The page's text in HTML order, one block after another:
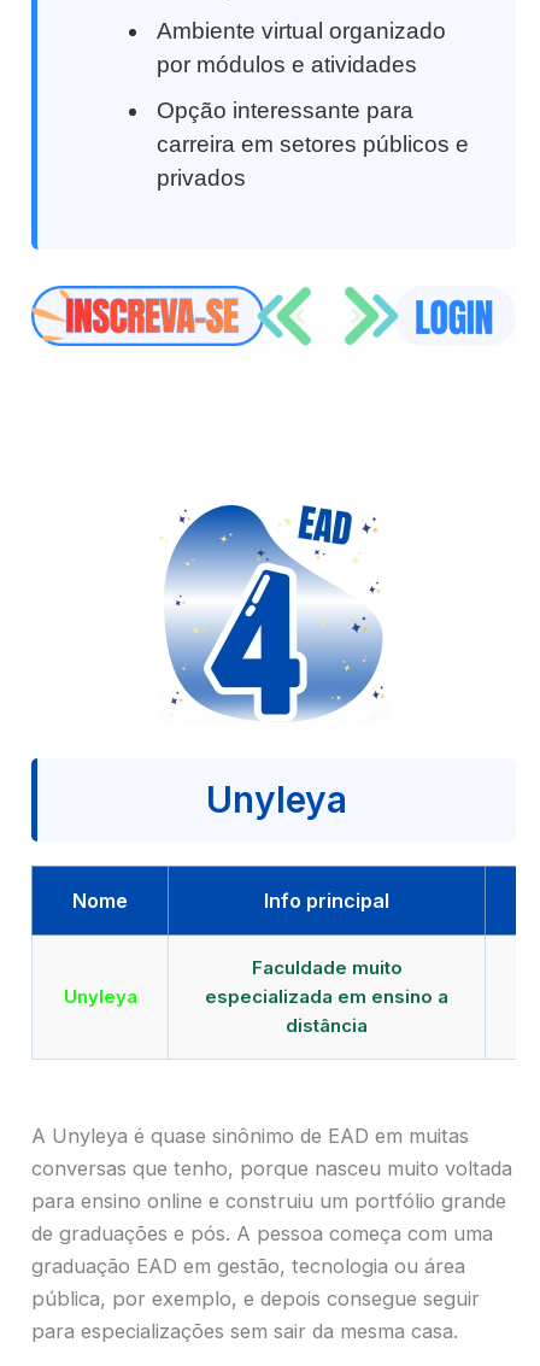
Ambiente virtual organizado
por módulos e atividades
Opção interessante para
carreira em setores públicos e
privados
Unyleya
Nome Info principal
Unyleya
Faculdade muito
especializada em ensino a
distância
A Unyleya é quase sinônimo de EAD em muitas
conversas que tenho, porque nasceu muito voltada
para ensino online e construiu um portfólio grande
de graduações e pós. A pessoa começa com uma
graduação EAD em gestão, tecnologia ou área
pública, por exemplo, e depois consegue seguir
para especializações sem sair da mesma casa.